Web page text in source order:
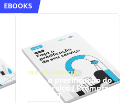
EBOOKS
GESTÃO FINANCEIRA
Faça a precificação do
seu serviço | Prompts
ChatGPT